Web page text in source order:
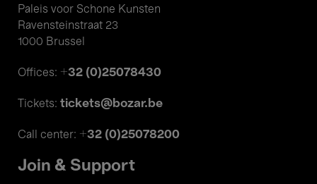
Paleis voor Schone Kunsten
Ravensteinstraat 23
1000 Brussel
Offices: +32 (0)25078430
Tickets: tickets@bozar.be
Call center: +32 (0)25078200
Join & Support